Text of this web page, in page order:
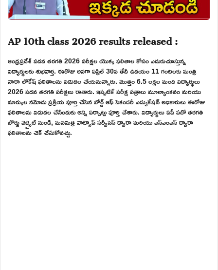
AP 10th class 2026 results released :
ఆంధ్రప్రదేశ్ పదవ తరగతి 2026 పరీక్షల యొక్క ఫలితాల కోసం ఎదురుచూస్తున్న
విద్యార్థులకు శుభవార్త. ఈరోజు అనగా ఏప్రిల్ 30వ తేదీ ఉదయం 11 గంటలకు మంత్రి
నారా లోకేష్ ఫలితాలను విడుదల చేయనున్నారు. మొత్తం 6.5 లక్షల మంది విద్యార్థులు
2026 పదవ తరగతి పరీక్షలు రాశారు. ఇప్పటికే పరీక్ష పత్రాలు మూల్యాంకనం మరియు
మార్కుల నమోదు ప్రక్రియ పూర్తి చేసిన బోర్డ్ ఆఫ్ సెకండరీ ఎడ్యుకేషన్ అధికారులు ఈరోజు
ఫలితాలను విడుదల చేసేందుకు అన్ని ఏర్పాట్లు పూర్తి చేశారు. విద్యార్థులు ఏపీ పదో తరగతి
బోర్డు వెబ్సైట్ నుండి, మనమిత్ర వాట్సాప్ సర్వీసెస్ ద్వారా మరియు ఎస్ఎంఎస్ ద్వారా
ఫలితాలను చెక్ చేసుకోవచ్చు.